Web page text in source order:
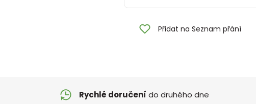
Přidat na Seznam přání
Rychlé doručení do druhého dne